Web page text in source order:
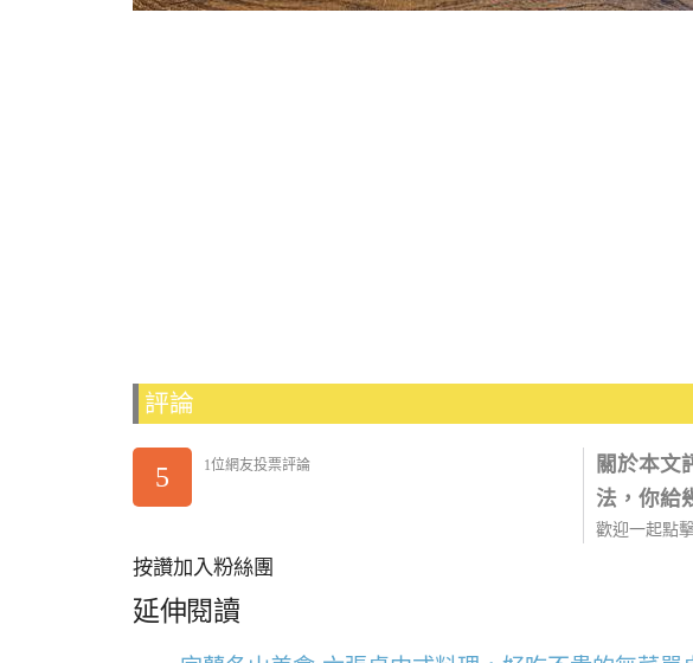
評論
5 1位網友投票評論
關於本文
法，你給
歡迎一起點
按讚加入粉絲團
延伸閱讀